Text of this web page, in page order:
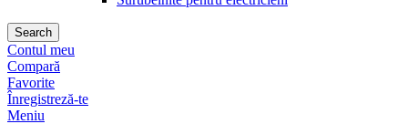
Search
Contul meu
Compară
Favorite
Înregistreză-te
Meniu